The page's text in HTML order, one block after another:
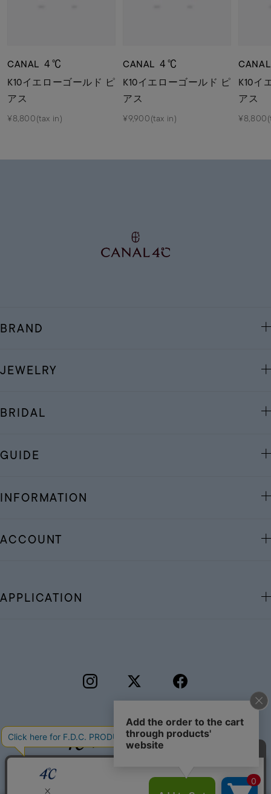
CANAL ４℃
K10イエローゴールド ピ
アス
¥8,800(tax in)
CANAL ４℃
K10イエローゴールド ピ
アス
¥9,900(tax in)
K10イ
アス
BRAND
JEWELRY
BRIDAL
GUIDE
INFORMATION
ACCOUNT
APPLICATION